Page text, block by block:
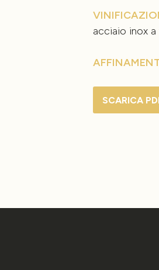
acciaio inox
SCARICA